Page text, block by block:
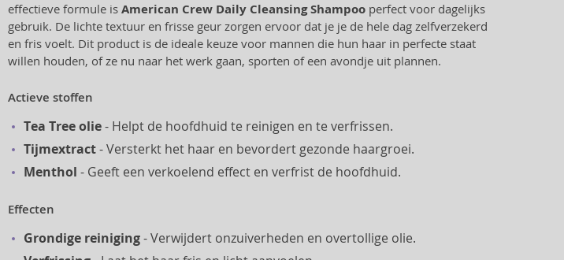
effectieve formule is American Crew Daily Cleansing Shampoo perfect voor dagelijks
gebruik. De lichte textuur en frisse geur zorgen ervoor dat je je de hele dag zelfverzekerd
en fris voelt. Dit product is de ideale keuze voor mannen die hun haar in perfecte staat
willen houden, of ze nu naar het werk gaan, sporten of een avondje uit plannen.
Actieve stoffen
Tea Tree olie- Helpt de hoofdhuid te reinigen en te verfrissen.
Tijmextract- Versterkt het haar en bevordert gezonde haargroei.
Menthol - Geeft een verkoelend effect en verfrist de hoofdhuid.
Effecten
Grondige reiniging- Verwijdert onzuiverheden en overtollige olie.